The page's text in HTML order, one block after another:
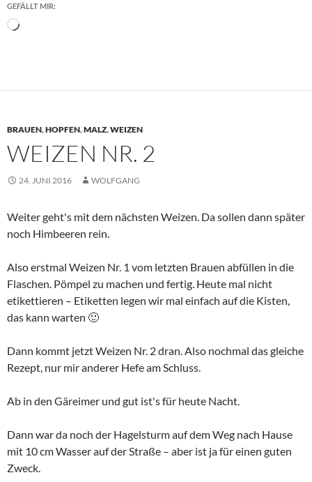
GEFÄLLT MIR:
Wird
BRAUEN,HOPFEN,MALZ,WEIZEN
WEIZEN NR. 2
24. JUNI 2016 WOLFGANG
Weiter geht's mit dem nächsten Weizen. Da sollen dann später
noch Himbeeren rein.
Also erstmal Weizen Nr. 1 vom letzten Brauen abfüllen in die
Flaschen. Pömpel zu machen und fertig. Heute mal nicht
etikettieren – Etiketten legen wir mal einfach auf die Kisten,
das kann warten 🙂
Dann kommt jetzt Weizen Nr. 2 dran. Also nochmal das gleiche
Rezept, nur mir anderer Hefe am Schluss.
Ab in den Gäreimer und gut ist's für heute Nacht.
Dann war da noch der Hagelsturm auf dem Weg nach Hause
mit 10 cm Wasser auf der Straße – aber ist ja für einen guten
Zweck.